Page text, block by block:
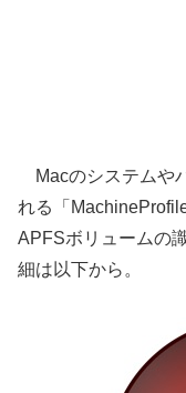
Macのシステムや
れる「
APFSボリュームの
細は以下から。